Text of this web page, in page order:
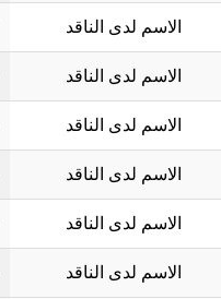
الاسم لدى الناقد
الاسم لدى الناقد
الاسم لدى الناقد
الاسم لدى الناقد
الاسم لدى الناقد
الاسم لدى الناقد